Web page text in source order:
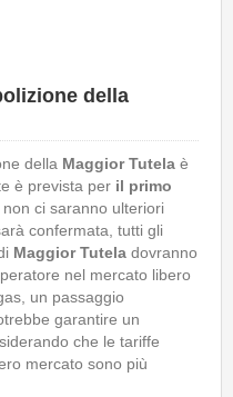
della
della Maggior Tutela è
è prevista per il primo
non ci saranno ulteriori
confermata, tutti gli
Maggior Tutela dovranno
nel mercato libero
un passaggio
garantire un
che le tariffe
mercato sono più